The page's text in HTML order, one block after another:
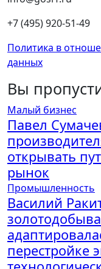
+7 (495) 920-51-49
Политика в
данных
Вы
Малый бизнес
Павел
открывать
рынок
Промышленность
Василий
перестройке